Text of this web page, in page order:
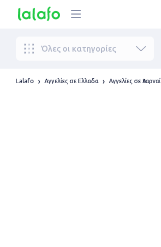
Όλες οι κατηγορίες
Lalafo Αγγελίες σε Ελλαδα Αγγελίες σε Ἀχαρναί